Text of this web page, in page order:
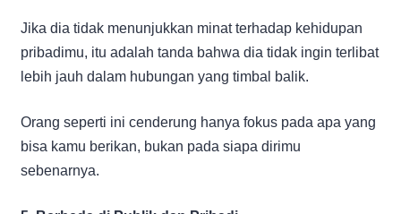
Jika dia tidak menunjukkan minat terhadap kehidupan
pribadimu, itu adalah tanda bahwa dia tidak ingin terlibat
lebih jauh dalam hubungan yang timbal balik.
Orang seperti ini cenderung hanya fokus pada apa yang
bisa kamu berikan, bukan pada siapa dirimu
sebenarnya.